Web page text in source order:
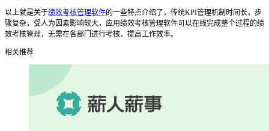
以上就是关于绩效考核管理软件的一些特点介绍了， 传统KPI管理机制时间长，步
骤复杂，受人为因素影响较大，应用绩效考核管理软件可以在线完成整个过程的绩
效考核管理，无需在各部门进行考核，提高工作效率。
相关推荐